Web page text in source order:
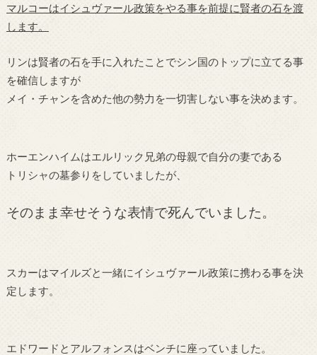
マルコーはイシュヴァール政策をやる事を前提に賢者の石を渡
します。
リンは賢者の石を手に入れたことでシン国のトップに立てる事
を確信しますが
メイ・チャンを含めた他の勢力を一切害しない事を決めます。
ホーエンハイムはエルリック兄弟の母親で自分の妻である
トリシャの墓参りをしていましたが、
そのまま幸せそうな表情で死んでいました。
スカーはマイルズと一緒にイシュヴァール政策に携わる事を決
定します。
エドワードとアルフォンスはベンチに座っていました。